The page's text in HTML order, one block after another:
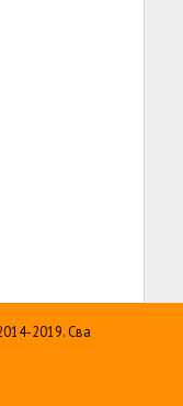
2019. Сва